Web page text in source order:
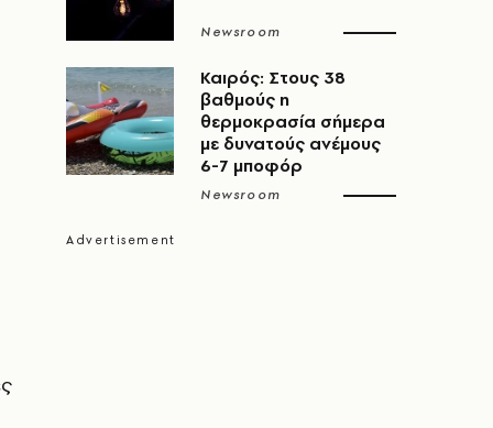
Newsroom
Καιρός: Στους 38
βαθμούς η
θερμοκρασία σήμερα
με δυνατούς ανέμους
6-7 μποφόρ
Newsroom